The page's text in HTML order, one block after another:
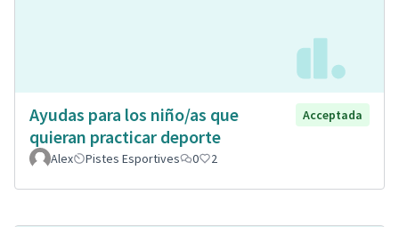
Ayudas para los niño/as que
quieran practicar deporte
Acceptada
Alex Pistes Esportives 0 2